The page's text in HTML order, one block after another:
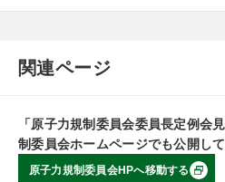
関連ページ
「原子力規制委員会委員長定例会
制委員会ホームページでも公開して
原子力規制委員会HPへ移動する